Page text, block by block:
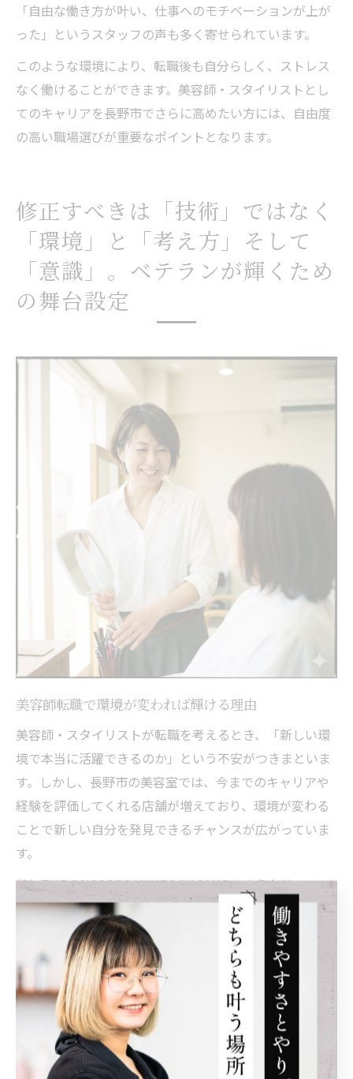
「自由な働き方が叶い、仕事へのモチベーションが上が
った」というスタッフの声も多く寄せられています。
このような環境により、転職後も自分らしく、ストレス
なく働けることができます。美容師・スタイリストとし
てのキャリアを長野市でさらに高めたい方には、自由度
の高い職場選びが重要なポイントとなります。
修正すべきは「技術」ではなく
「環境」と「考え方」そして
「意識」。ベテランが輝くため
の舞台設定
美容師転職で環境が変われば輝ける理由
美容師・スタイリストが転職を考えるとき、「新しい環
境で本当に活躍できるのか」という不安がつきまといま
す。しかし、長野市の美容室では、今までのキャリアや
経験を評価してくれる店舗が増えており、環境が変わる
ことで新しい自分を発見できるチャンスが広がっていま
す。
特にTHE SCISSORS HANDS NAGANOのようなサロンで
は、従来の「一からやり直し」ではなく、即戦力として
の採用を重視しています。これまでの技術や接客力を尊
重し、独自のスタイルを維持したまま働けるため、「自
分らしさ」を失わずに活躍できるのが魅力です。
例えば、年下の先輩に指導されるストレスや、サロンル
ールの強制による技術修正の心配がありません。環境を
変えることで、これまでの経験を最大限に活かし、さら